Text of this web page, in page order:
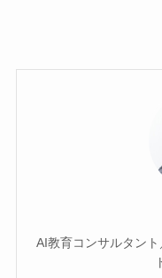
AI教育コンサルタン